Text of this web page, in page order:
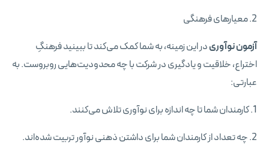
2. معیارهای فرهنگی
آزمون نوآوریدر این زمینه، به شما کمک می‌کند تا ببینید فرهنگِ
اختراع، خلاقیت و یادگیری در شرکت با چه محدودیت‌هایی روبروست. به
عبارتی:
1. کارمندان شما تا چه اندازه برای نوآوری تلاش می‌کنند.
2. چه تعداد از کارمندان شما برای داشتن ذهنی نوآور تربیت شده‌اند.